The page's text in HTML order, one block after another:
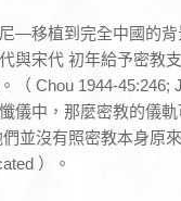
—移植到完全中國的背
與宋代 初年給予密教
（ Chou 1944-45:246;
儀中，那麼密教的儀
並沒有照密教本身原
）。